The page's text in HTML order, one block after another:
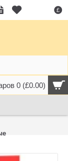
£
0 (£0.00)